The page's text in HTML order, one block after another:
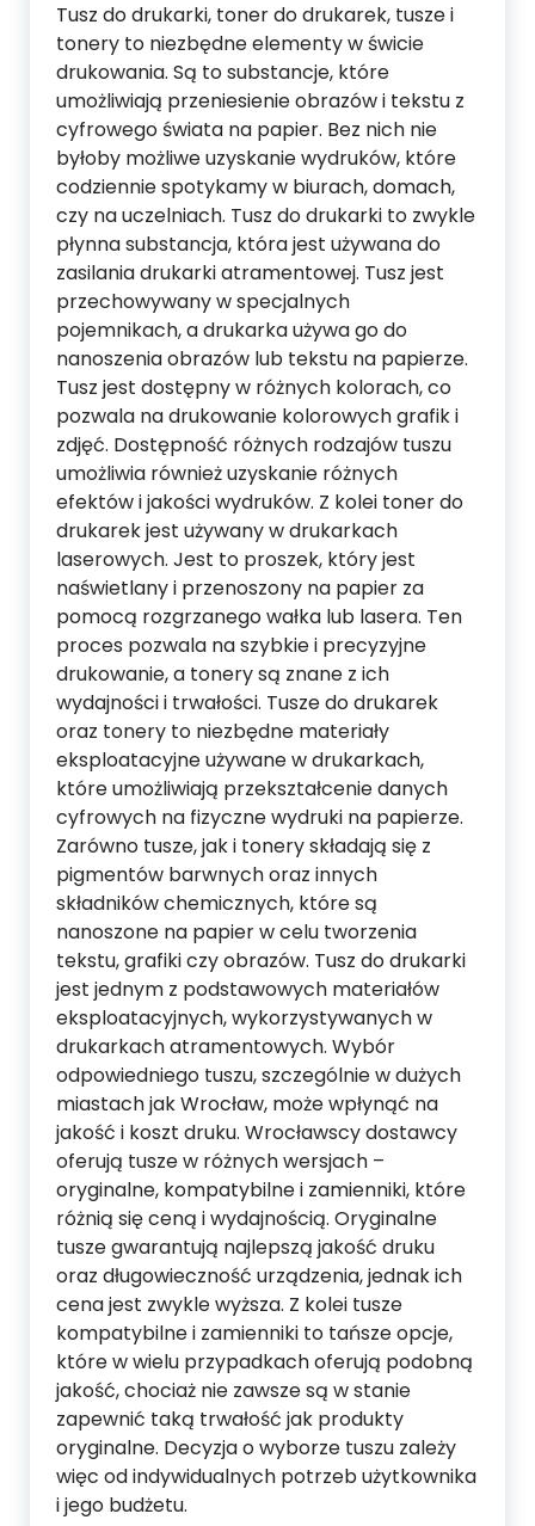
Tusz do drukarki, toner do drukarek, tusze i
tonery to niezbędne elementy w świcie
drukowania. Są to substancje, które
umożliwiają przeniesienie obrazów i tekstu z
cyfrowego świata na papier. Bez nich nie
byłoby możliwe uzyskanie wydruków, które
codziennie spotykamy w biurach, domach,
czy na uczelniach. Tusz do drukarki to zwykle
płynna substancja, która jest używana do
zasilania drukarki atramentowej. Tusz jest
przechowywany w specjalnych
pojemnikach, a drukarka używa go do
nanoszenia obrazów lub tekstu na papierze.
Tusz jest dostępny w różnych kolorach, co
pozwala na drukowanie kolorowych grafik i
zdjęć. Dostępność różnych rodzajów tuszu
umożliwia również uzyskanie różnych
efektów i jakości wydruków. Z kolei toner do
drukarek jest używany w drukarkach
laserowych. Jest to proszek, który jest
naświetlany i przenoszony na papier za
pomocą rozgrzanego wałka lub lasera. Ten
proces pozwala na szybkie i precyzyjne
drukowanie, a tonery są znane z ich
wydajności i trwałości. Tusze do drukarek
oraz tonery to niezbędne materiały
eksploatacyjne używane w drukarkach,
które umożliwiają przekształcenie danych
cyfrowych na fizyczne wydruki na papierze.
Zarówno tusze, jak i tonery składają się z
pigmentów barwnych oraz innych
składników chemicznych, które są
nanoszone na papier w celu tworzenia
tekstu, grafiki czy obrazów. Tusz do drukarki
jest jednym z podstawowych materiałów
eksploatacyjnych, wykorzystywanych w
drukarkach atramentowych. Wybór
odpowiedniego tuszu, szczególnie w dużych
miastach jak Wrocław, może wpłynąć na
jakość i koszt druku. Wrocławscy dostawcy
oferują tusze w różnych wersjach –
oryginalne, kompatybilne i zamienniki, które
różnią się ceną i wydajnością. Oryginalne
tusze gwarantują najlepszą jakość druku
oraz długowieczność urządzenia, jednak ich
cena jest zwykle wyższa. Z kolei tusze
kompatybilne i zamienniki to tańsze opcje,
które w wielu przypadkach oferują podobną
jakość, chociaż nie zawsze są w stanie
zapewnić taką trwałość jak produkty
oryginalne. Decyzja o wyborze tuszu zależy
więc od indywidualnych potrzeb użytkownika
i jego budżetu.